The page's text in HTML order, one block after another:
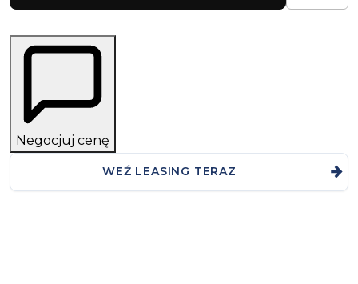
Negocjuj cenę
WEŹ LEASING TERAZ